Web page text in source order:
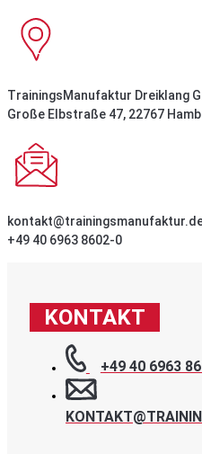
TrainingsManufaktur Dreiklang
Große Elbstraße 47, 22767
+49 40 6963 8602-0
KONTAKT
+49 40 6963